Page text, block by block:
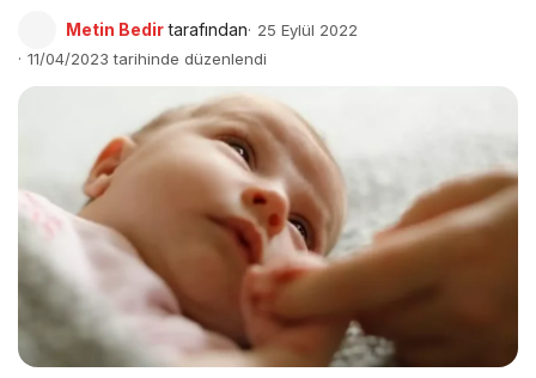
Metin Bedir tarafından
25 Eylül 2022
11/04/2023 tarihinde düzenlendi